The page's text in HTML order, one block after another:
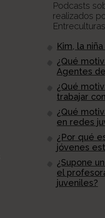
Podcasts
realizados
Kim, la
¿Qué
Agentes
¿Qué
trabajar
¿Qué
en redes
¿Por qué
jóvenes
¿Supone
el
juveniles?